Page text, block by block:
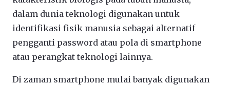
dalam dunia teknologi digunakan untuk
identifikasi fisik manusia sebagai alternatif
pengganti password atau pola di smartphone
atau perangkat teknologi lainnya.
Di zaman smartphone mulai banyak digunakan